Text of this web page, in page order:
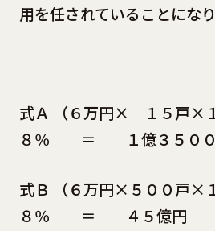
用を任されていることになり
式Ａ （６万円× １５戸
８％ ＝ １億３５００
式Ｂ （６万円×５００戸
８％ ＝ ４５億円